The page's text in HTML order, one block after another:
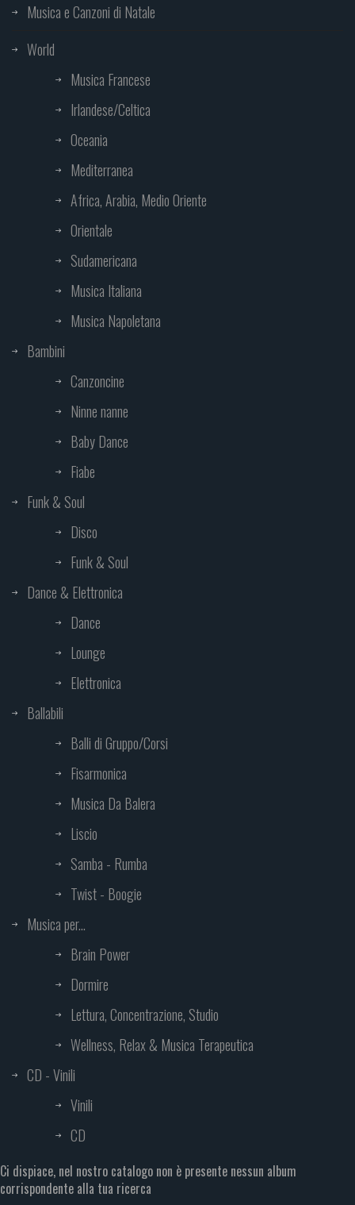
Musica e Canzoni di Natale
World
Musica Francese
Irlandese/Celtica
Oceania
Mediterranea
Africa, Arabia, Medio Oriente
Orientale
Sudamericana
Musica Italiana
Musica Napoletana
Bambini
Canzoncine
Ninne nanne
Baby Dance
Fiabe
Funk & Soul
Disco
Funk & Soul
Dance & Elettronica
Dance
Lounge
Elettronica
Ballabili
Balli di Gruppo/Corsi
Fisarmonica
Musica Da Balera
Liscio
Samba - Rumba
Twist - Boogie
Musica per...
Brain Power
Dormire
Lettura, Concentrazione, Studio
Wellness, Relax & Musica Terapeutica
CD - Vinili
Vinili
CD
Ci dispiace, nel nostro catalogo non è presente nessun album
corrispondente alla tua ricerca